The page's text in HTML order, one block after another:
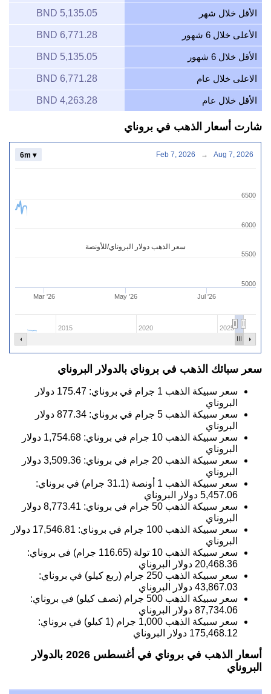
الأقل خلال شهر 5,135.05 BND
الأعلى خلال 6 شهور 6,771.28 BND
الأقل خلال 6 شهور 5,135.05 BND
الاعلى خلال عام 6,771.28 BND
الأقل خلال عام 4,263.28 BND
شارت أسعار الذهب في بروناي
سعر الذهب دولار البروناي/للأونصة
Mar '26 May '26 Jul '26
2015 2020 2025
5000
5500
6000
6500
6m ▾ Feb 7, 2026 → Aug 7, 2026
سعر سبائك الذهب في بروناي بالدولار البروناي
سعر سبيكة الذهب 1 جرام في بروناي: 175.47 دولار
البروناي
سعر سبيكة الذهب 5 جرام في بروناي:
877.34 دولار
البروناي
سعر سبيكة الذهب 10 جرام في بروناي:
1,754.68 دولار
البروناي
سعر سبيكة الذهب 20 جرام في بروناي:
3,509.36 دولار
البروناي
سعر سبيكة الذهب 1 أونصة (31.1 جرام) في بروناي:
5,457.06 دولار البروناي
سعر سبيكة الذهب 50 جرام في بروناي:
8,773.41 دولار
البروناي
سعر سبيكة الذهب 100 جرام في بروناي:
17,546.81 دولار
البروناي
سعر سبيكة الذهب 10 تولة (116.65 جرام) في بروناي:
20,468.36 دولار البروناي
سعر سبيكة الذهب 250 جرام (ربع كيلو) في بروناي:
43,867.03 دولار البروناي
سعر سبيكة الذهب 500 جرام (نصف كيلو) في بروناي:
87,734.06 دولار البروناي
سعر سبيكة الذهب 1,000 جرام (1 كيلو) في بروناي:
175,468.12 دولار البروناي
أسعار الذهب في بروناي في أغسطس 2026 بالدولار
البروناي